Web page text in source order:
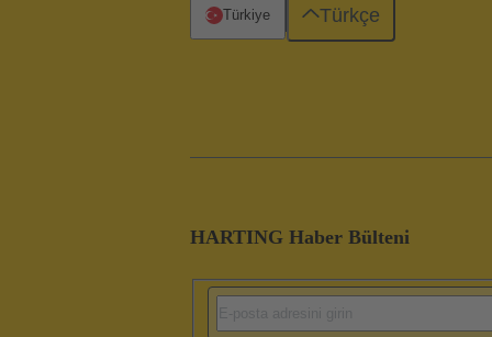
HARTING Haber Bülteni
Türkiye Türkçe